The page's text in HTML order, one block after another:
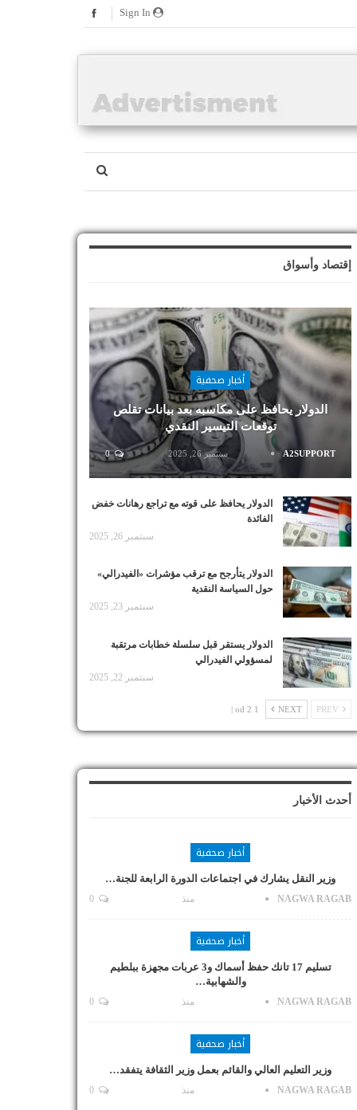
إقتصاد وأسواق
أخبار صحفية
الدولار يحافظ على مكاسبه بعد بيانات تقلص
توقعات التيسير النقدي
A2SUPPORT سبتمبر 26, 2025 0
الدولار يحافظ على قوته مع تراجع رهانات خفض
الفائدة
سبتمبر 26, 2025
الدولار يتأرجح مع ترقب مؤشرات «الفيدرالي»
حول السياسة النقدية
سبتمبر 23, 2025
الدولار يستقر قبل سلسلة خطابات مرتقبة
لمسؤولي الفيدرالي
سبتمبر 22, 2025
NEXT
1 od 2 |
أحدث الأخبار
أخبار صحفية
وزير النقل يشارك في اجتماعات الدورة الرابعة للجنة…
NAGWA RAGAB منذ
أخبار صحفية
تسليم 17 تانك حفظ أسماك و3 عربات مجهزة ببلطيم
والشهابية…
NAGWA RAGAB منذ
أخبار صحفية
وزير التعليم العالي والقائم بعمل وزير الثقافة يتفقد…
NAGWA RAGAB منذ